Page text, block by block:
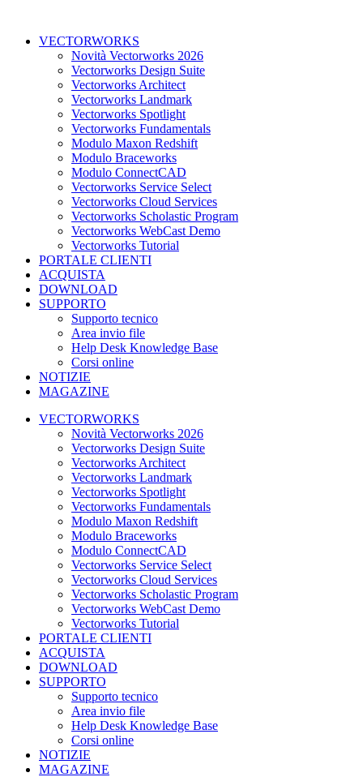
VECTORWORKS
Novità Vectorworks 2026
Vectorworks Design Suite
Vectorworks Architect
Vectorworks Landmark
Vectorworks Spotlight
Vectorworks Fundamentals
Modulo Maxon Redshift
Modulo Braceworks
Modulo ConnectCAD
Vectorworks Service Select
Vectorworks Cloud Services
Vectorworks Scholastic Program
Vectorworks WebCast Demo
Vectorworks Tutorial
PORTALE CLIENTI
ACQUISTA
DOWNLOAD
SUPPORTO
Supporto tecnico
Area invio file
Help Desk Knowledge Base
Corsi online
NOTIZIE
MAGAZINE
VECTORWORKS
Novità Vectorworks 2026
Vectorworks Design Suite
Vectorworks Architect
Vectorworks Landmark
Vectorworks Spotlight
Vectorworks Fundamentals
Modulo Maxon Redshift
Modulo Braceworks
Modulo ConnectCAD
Vectorworks Service Select
Vectorworks Cloud Services
Vectorworks Scholastic Program
Vectorworks WebCast Demo
Vectorworks Tutorial
PORTALE CLIENTI
ACQUISTA
DOWNLOAD
SUPPORTO
Supporto tecnico
Area invio file
Help Desk Knowledge Base
Corsi online
NOTIZIE
MAGAZINE